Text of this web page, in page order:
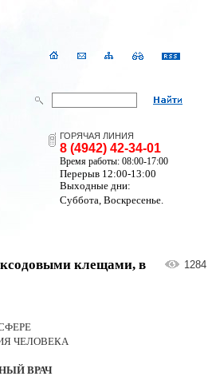
ГОРЯЧАЯ ЛИНИЯ
8 (4942) 42-34-01
Время работы: 08:00-17:00
Перерыв 12:00-13:00
Выходные дни:
Суббота, Воскресенье.
клещами, в
1284
ЧЕЛОВЕКА
ВРАЧ